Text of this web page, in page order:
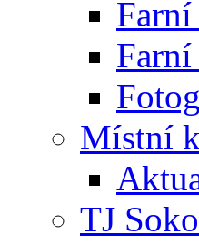
Místní
TJ